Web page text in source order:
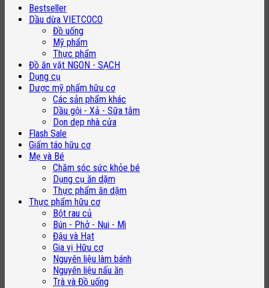
Hữu
Cơ
500g/100g
quantity
Bestseller
Dầu dừa VIETCOCO
Đồ uống
Mỹ phẩm
Thực phẩm
Đồ ăn vặt NGON - SẠCH
Dụng cụ
Dược mỹ phẩm hữu cơ
Các sản phẩm khác
Dầu gội - Xả - Sữa tắm
Dọn dẹp nhà cửa
Flash Sale
Giấm táo hữu cơ
Mẹ và Bé
Chăm sóc sức khỏe bé
Dụng cụ ăn dặm
Thực phẩm ăn dặm
Thực phẩm hữu cơ
Bột rau củ
Bún - Phở - Nui - Mì
Đậu và Hạt
Gia vị Hữu cơ
Nguyên liệu làm bánh
Nguyên liệu nấu ăn
Trà và Đồ uống